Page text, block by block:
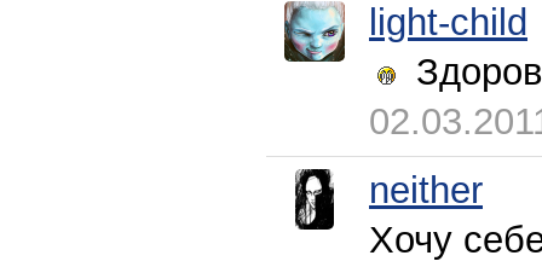
light-child
neither
Хочу